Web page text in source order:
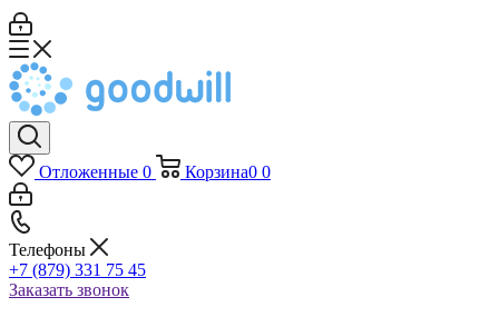
Отложенные 0 Корзина0 0
Телефоны
+7 (879) 331 75 45
Заказать звонок